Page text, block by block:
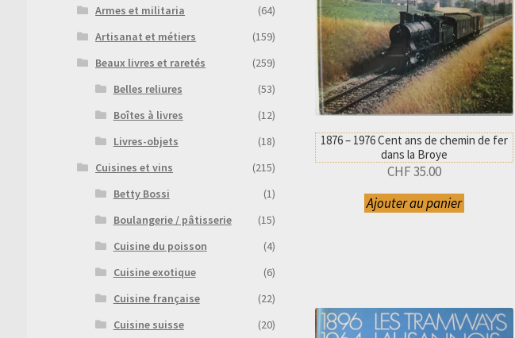
1876 – 1976 Cent ans de chemin de fer
dans la Broye
CHF35.00
Ajouter au panier
Armes et militaria
(64)
Artisanat et métiers
(159)
Beaux livres et raretés
(259)
Belles reliures
(53)
Boîtes à livres
(12)
Livres-objets
(18)
Cuisines et vins
(215)
Betty Bossi
(1)
Boulangerie / pâtisserie
(15)
Cuisine du poisson
(4)
Cuisine exotique
(6)
Cuisine française
(22)
Cuisine suisse
(20)